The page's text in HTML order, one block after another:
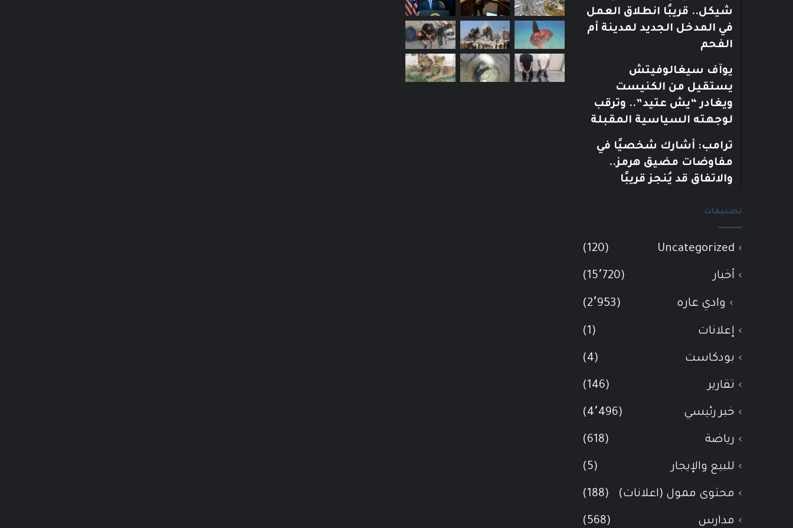
شيكل.. قريبًا انطلاق العمل
في المدخل الجديد لمدينة أم
الفحم
يوآف سيغالوفيتش
يستقيل من الكنيست
ويغادر “يش عتيد”.. وترقب
لوجهته السياسية المقبلة
ترامب: أشارك شخصيًا في
مفاوضات مضيق هرمز..
والاتفاق قد يُنجز قريبًا
تصنيفات
Uncategorized
(120)
أخبار (15٬720)
وادي عاره (2٬953)
إعلانات (1)
بودكاست (4)
تقارير (146)
خبر رئيسي (4٬496)
رياضة (618)
للبيع والإيجار (5)
محتوى ممول (اعلانات) (188)
مدارس (568)